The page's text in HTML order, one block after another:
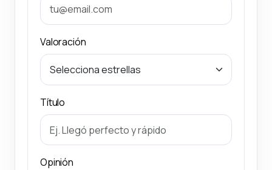
Valoración
Título
Opinión